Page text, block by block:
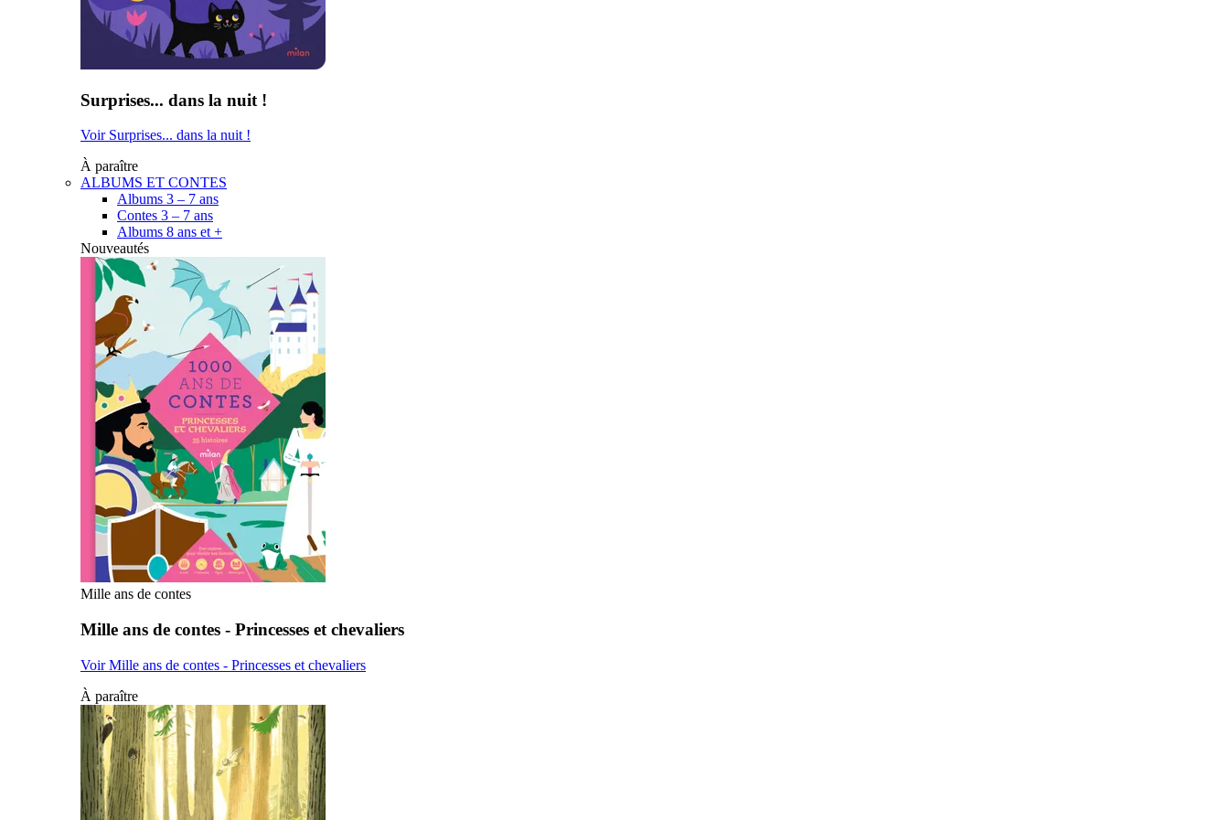
Surprises... dans la nuit !
Voir Surprises... dans la nuit !
À paraître
ALBUMS ET CONTES
Albums 3 – 7 ans
Contes 3 – 7 ans
Albums 8 ans et +
Nouveautés
Mille ans de contes
Mille ans de contes - Princesses et chevaliers
Voir Mille ans de contes - Princesses et chevaliers
À paraître